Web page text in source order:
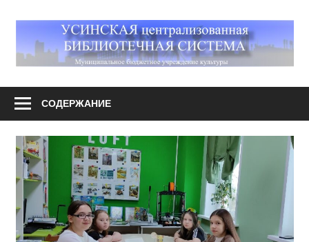
содержимому
централизованная
система
СОДЕРЖАНИЕ